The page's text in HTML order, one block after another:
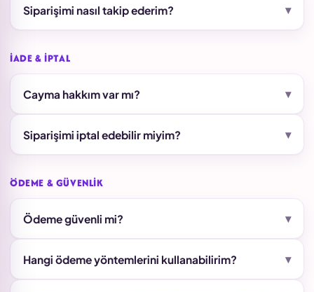
Siparişimi nasıl takip ederim? ▾
İADE & İPTAL
Cayma hakkım var mı? ▾
Siparişimi iptal edebilir miyim? ▾
ÖDEME & GÜVENLIK
Ödeme güvenli mi? ▾
Hangi ödeme yöntemlerini kullanabilirim? ▾